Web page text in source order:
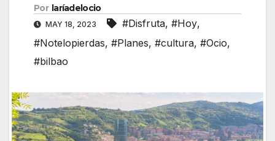
Por laríadelocio
MAY 18, 2023 #Disfruta, #Hoy,
#Notelopierdas, #Planes, #cultura, #Ocio,
#bilbao